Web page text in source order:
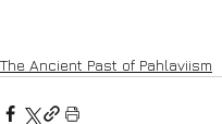
The Ancient Past of Pahlaviism